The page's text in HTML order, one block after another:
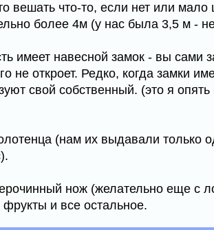
вешать что-то, если нет или
более 4м (у нас была 3,5 м -
имеет навесной замок - вы сами
не откроет. Редко, когда замки
свой собственный. (это я
(нам их выдавали только
нож (желательно еще с
и все остальное.